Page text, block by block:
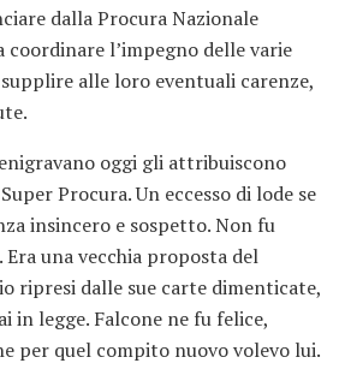
dalla Procura Nazionale
coordinare l’impegno delle varie
alle loro eventuali carenze,
oggi gli attribuiscono
Procura. Un eccesso di lode se
insincero e sospetto. Non fu
una vecchia proposta del
ripresi dalle sue carte dimenticate,
in legge. Falcone ne fu felice,
per quel compito nuovo volevo lui.